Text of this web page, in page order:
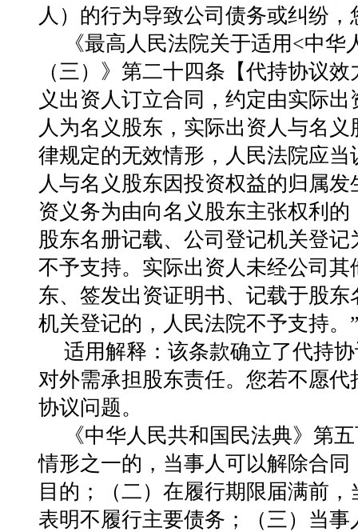
人）的行为导致公司债务或纠纷
《最高人民法院关于适用<中
（三）》第二十四条【代持协议效
义出资人订立合同，约定由实际
人为名义股东，实际出资人与名
律规定的无效情形，人民法院应
人与名义股东因投资权益的归属
资义务为由向名义股东主张权利
股东名册记载、公司登记机关登
不予支持。实际出资人未经公司
东、签发出资证明书、记载于股
机关登记的，人民法院不予支持。
适用解释 ：该条款确立了代持
对外需承担股东责任。您若不愿
协议问题。
《中华人民共和国民法典》第
情形之一的，当事人可以解除合
目的；（二）在履行期限届满前
表明不履行主要债务；（三）当